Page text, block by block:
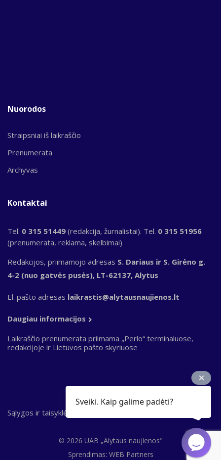
Nuorodos
Straipsniai iš laikraščio
Prenumerata
Archyvas
Kontaktai
Tel. 0 315 51449 (redakcija, žurnalistai). Tel. 0 315 51956
(prenumerata, reklama, skelbimai)
Redakcijos, priimamojo adresas S. Dariaus ir S. Girėno g.
4-2 (nuo gatvės pusės), LT-62137, Alytus
El. pašto adresas laikrastis@alytausnaujienos.lt
Daugiau informacijos
Laikraščio prenumerata priimama „Perlo“ terminaluose,
redakcijoje ir Lietuvos pašto skyriuose
© 2026 UAB „Alytaus naujienos"
Bottom
Sąlygos ir taisyklės
Sprendimas: WEB Partners
Sveiki. Kaip galime padėti?